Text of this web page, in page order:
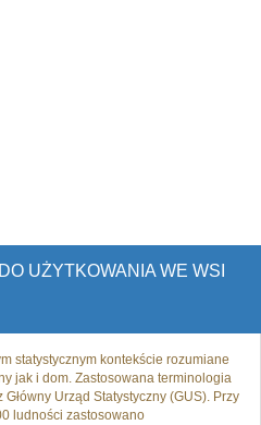
UŻYTKOWANIA WE WSI
statystycznym kontekście rozumiane
jak i dom. Zastosowana terminologia
Urząd Statystyczny (GUS). Przy
ludności zastosowano